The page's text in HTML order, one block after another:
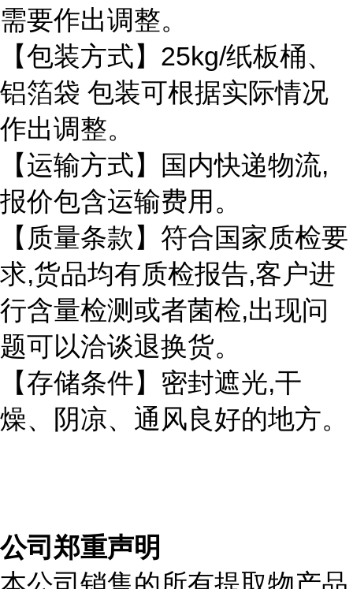
需要作出调整。
【包装方式】 25kg/纸板桶、
铝箔袋 包装可根据实际情况
作出调整。
【运输方式】国内快递物流,
报价包含运输费用。
【质量条款】符合国家质检要
求,货品均有质检报告,客户进
行含量检测或者菌检,出现问
题可以洽谈退换货。
【存储条件】密封遮光,干
燥、阴凉、通风良好的地方。
公司郑重声明